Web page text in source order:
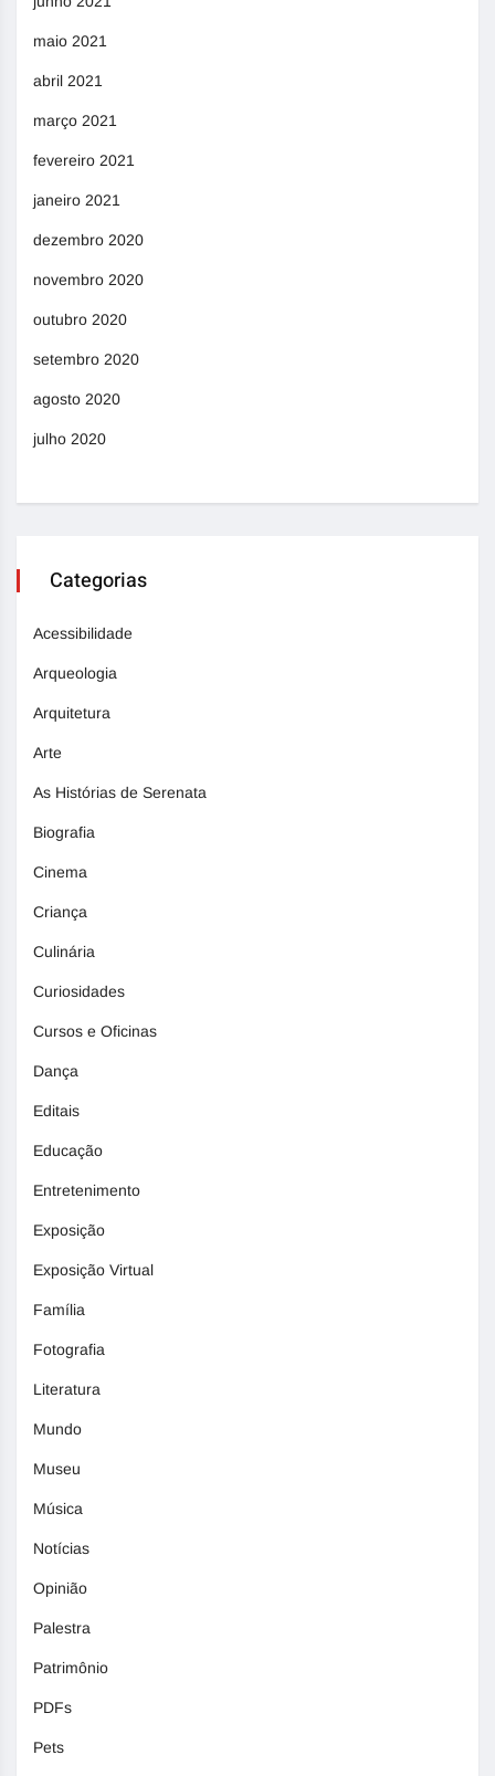
maio 2021
abril 2021
março 2021
fevereiro 2021
janeiro 2021
dezembro 2020
novembro 2020
outubro 2020
setembro 2020
agosto 2020
julho 2020
Categorias
Acessibilidade
Arqueologia
Arquitetura
Arte
As Histórias de Serenata
Biografia
Cinema
Criança
Culinária
Curiosidades
Cursos e Oficinas
Dança
Editais
Educação
Entretenimento
Exposição
Exposição Virtual
Família
Fotografia
Literatura
Mundo
Museu
Música
Notícias
Opinião
Palestra
Patrimônio
PDFs
Pets